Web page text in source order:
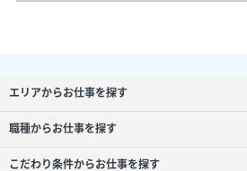
エリアからお仕事を探す
職種からお仕事を探す
こだわり条件からお仕事を探す